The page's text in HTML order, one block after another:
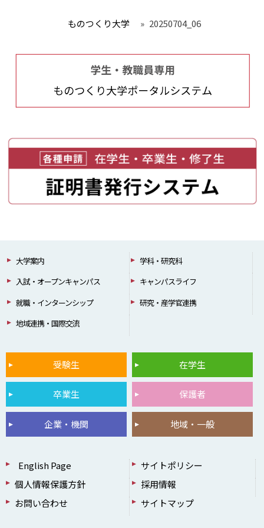
ものつくり大学 » 20250704_06
大学案内
学科・研究科
入試・オープンキャンパス
キャンパスライフ
就職・インターンシップ
研究・産学官連携
地域連携・国際交流
受験生 在学生
卒業生 保護者
企業・機関 地域・一般
English Page
サイトポリシー
個人情報保護方針
採用情報
お問い合わせ
サイトマップ